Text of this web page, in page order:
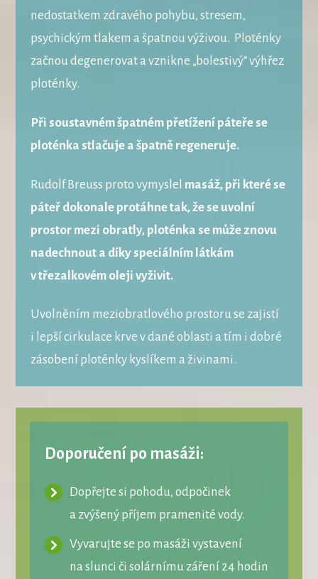
nedostatkem zdravého pohybu, stresem,
psychickým tlakem a špatnou výživou. Ploténky
začnou degenerovat a vznikne „bolestivý“ výhřez
ploténky.
Při soustavném špatném přetížení páteře se
ploténka stlačuje a špatně regeneruje.
Rudolf Breuss proto vymyslel masáž, při které se
páteř dokonale protáhne tak, že se uvolní
prostor mezi obratly, ploténka se může znovu
nadechnout a díky speciálním látkám
v třezalkovém oleji vyživit.
Uvolněním meziobratlového prostoru se zajistí
i lepší cirkulace krve v dané oblasti a tím i dobré
zásobení ploténky kyslíkem a živinami.
Doporučení po masáži:
Dopřejte si pohodu, odpočinek
a zvýšený příjem pramenité vody.
Vyvarujte se po masáži vystavení
na slunci či solárnímu záření 24 hodin